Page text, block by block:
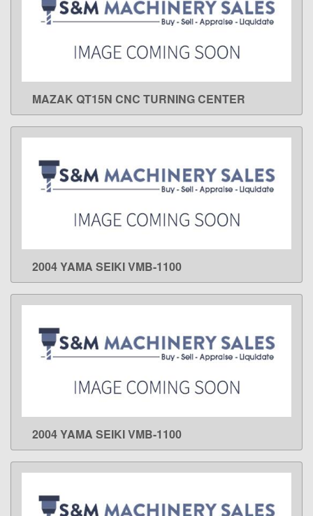
LEARN MORE
MAZAK QT15N CNC TURNING CENTER
LEARN MORE
2004 YAMA SEIKI VMB-1100
LEARN MORE
2004 YAMA SEIKI VMB-1100